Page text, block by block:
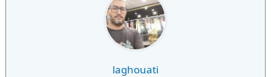
laghouati